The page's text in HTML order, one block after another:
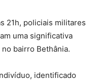
21h, policiais militares
uma significativa
bairro Bethânia.
identificado